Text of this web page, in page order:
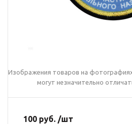
Изображения товаров на
могут незначительно
100 руб. /шт